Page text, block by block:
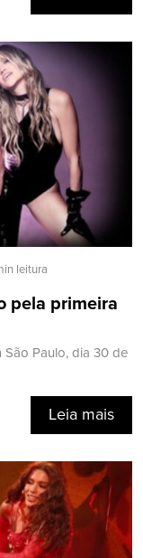
leitura
pela primeira
São Paulo, dia 30 de
Leia mais